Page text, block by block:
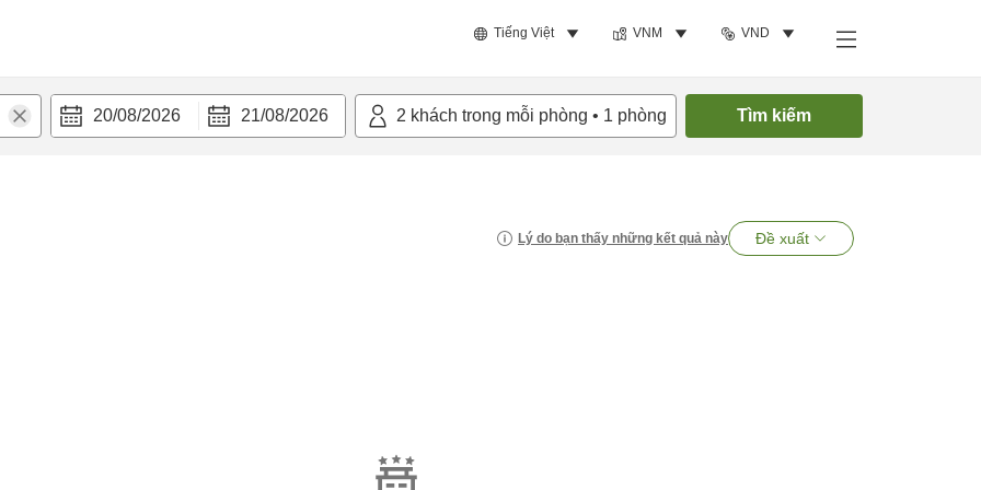
Tiếng Việt VNM VND
20/08/2026 21/08/2026 2 khách trong mỗi phòng • 1 phòng Tìm kiếm
Lý do bạn thấy những kết quả này Đề xuất